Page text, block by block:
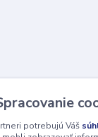
17 hod.)
potrebujú Váš